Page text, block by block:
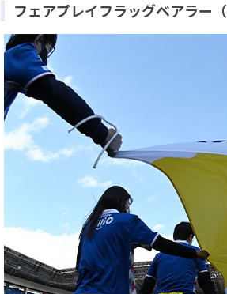
フェアプレイフラッグベアラー